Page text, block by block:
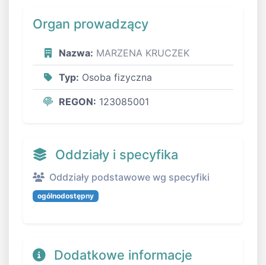
Organ prowadzący
Nazwa: MARZENA KRUCZEK
Typ: Osoba fizyczna
REGON: 123085001
Oddziały i specyfika
Oddziały podstawowe wg specyfiki
ogólnodostępny
Dodatkowe informacje